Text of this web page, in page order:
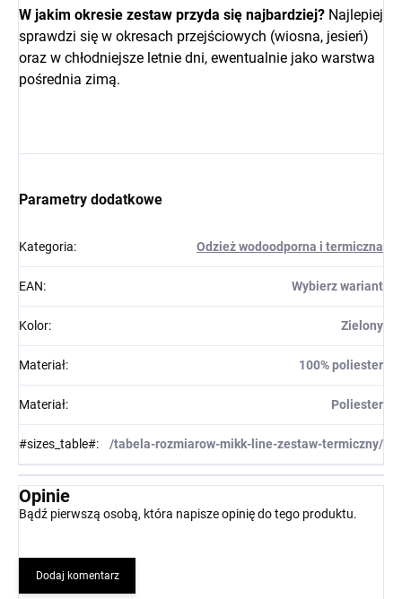
W jakim okresie zestaw przyda się najbardziej? Najlepiej
sprawdzi się w okresach przejściowych (wiosna, jesień)
oraz w chłodniejsze letnie dni, ewentualnie jako warstwa
pośrednia zimą.
Parametry dodatkowe
Kategoria: Odzież wodoodporna i termiczna
EAN: Wybierz wariant
Kolor: Zielony
Materiał: 100% poliester
Materiał: Poliester
#sizes_table#: /tabela-rozmiarow-mikk-line-zestaw-termiczny/
Opinie
Bądź pierwszą osobą, która napisze opinię do tego produktu.
Dodaj komentarz